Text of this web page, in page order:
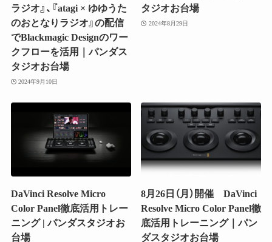
ラジオ』、『atagi × ゆゆうた
のおとなりラジオ』の配信
でBlackmagic Designのワー
クフローを活用｜パンダス
タジオお台場
2024年9月10日
タジオお台場
2024年8月29日
DaVinci Resolve Micro
Color Panel徹底活用トレー
ニング | パンダスタジオお
台場
8月26日（月）開催 DaVinci
Resolve Micro Color Panel徹
底活用トレーニング｜パン
ダスタジオお台場